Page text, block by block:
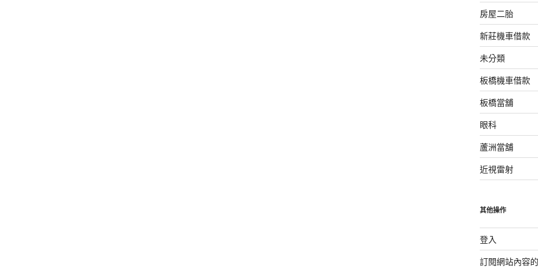
房屋二胎
新莊機車借款
未分類
板橋機車借款
板橋當舖
眼科
蘆洲當舖
近視雷射
其他操作
登入
訂閱網站內容